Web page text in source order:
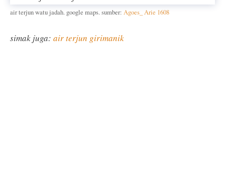
air terjun watu jadah. google maps. sumber: Agoes_ Arie 1608
simak juga: air terjun girimanik